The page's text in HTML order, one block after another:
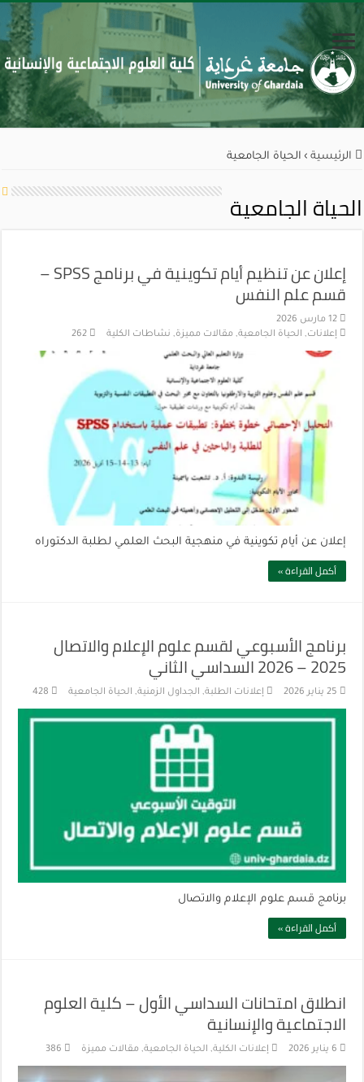
الرئيسية › الحياة الجامعية
الحياة الجامعية
إعلان عن تنظيم أيام تكوينية في برنامج SPSS –
قسم علم النفس
12 مارس 2026
إعلانات, الحياة الجامعية, مقالات مميزة, نشاطات الكلية 262
إعلان عن أيام تكوينية في منهجية البحث العلمي لطلبة الدكتوراه
أكمل القراءة »
برنامج الأسبوعي لقسم علوم الإعلام والاتصال
2025 – 2026 السداسي الثاني
25 يناير 2026 إعلانات الطلبة, الجداول الزمنية, الحياة الجامعية 428
برنامج قسم علوم الإعلام والاتصال
أكمل القراءة »
انطلاق امتحانات السداسي الأول – كلية العلوم
الاجتماعية والإنسانية
6 يناير 2026 إعلانات الكلية, الحياة الجامعية, مقالات مميزة 386